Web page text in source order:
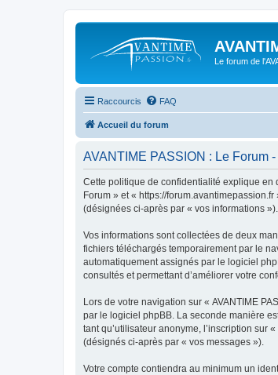
Le forum de
Raccourcis FAQ
Accueil du forum
AVANTIME PASSION : Le Forum
Cette politique de confidentialité explique en
Forum » et « https://
(désignées ci-après par « vos informations »).
Vos informations sont collectées de deux
fichiers téléchargés temporairement par le
automatiquement assignés par le logiciel
consultés et permettant d’améliorer votre
Lors de votre navigation sur « AVANTIME
par le logiciel phpBB. La seconde manière
tant qu’utilisateur anonyme, l’inscription sur
(désignés ci-après par « vos messages »).
Votre compte contiendra au minimum un